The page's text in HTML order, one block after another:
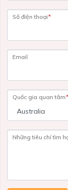
Số điện thoại*
Email
Quốc gia quan tâm*
Những tiêu chí tìm